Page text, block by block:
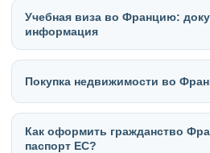
Учебная виза во Францию:
информация
Покупка недвижимости во
Как оформить гражданство
паспорт ЕС?